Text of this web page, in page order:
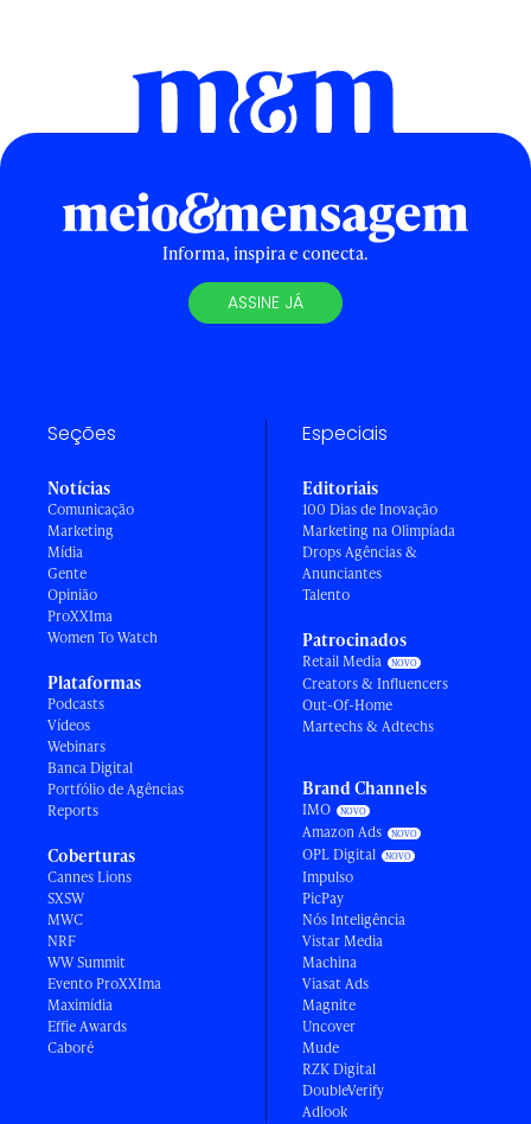
Informa, inspira e conecta.
ASSINE JÁ
Seções
Notícias
Comunicação
Marketing
Mídia
Gente
Opinião
ProXXIma
Women To Watch
Plataformas
Podcasts
Vídeos
Webinars
Banca Digital
Portfólio de Agências
Reports
Coberturas
Cannes Lions
SXSW
MWC
NRF
WW Summit
Evento ProXXIma
Maximídia
Effie Awards
Caboré
Especiais
Editoriais
100 Dias de Inovação
Marketing na Olimpíada
Drops Agências &
Anunciantes
Talento
Patrocinados
Retail Media
Creators & Influencers
Out-Of-Home
Martechs & Adtechs
Brand Channels
IMO
Amazon Ads
OPL Digital
Impulso
PicPay
Nós Inteligência
Vistar Media
Machina
Viasat Ads
Magnite
Uncover
Mude
RZK Digital
DoubleVerify
Adlook